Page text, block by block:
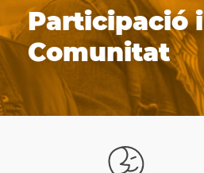
Participació i
Comunitat